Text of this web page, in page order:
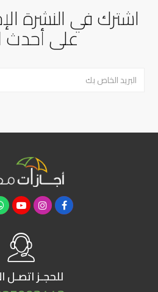
اشترك في النشرة
على أحدث
للحجـزاتصـل